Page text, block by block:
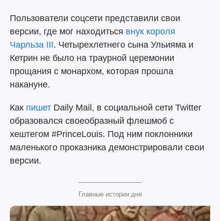
Пользователи соцсети представили свои
версии, где мог находиться внук короля
Чарльза III. Четырехлетнего сына Ульияма и
Кетрин не было на траурной церемонии
прощания с монархом, которая прошла
накануне.
Как пишет Daily Mail, в социальной сети Twitter
образовался своеобразный флешмоб с
хештегом #PrinceLouis. Под ним поклонники
маленького проказника демонстрировали свои
версии.
Главные истории дня